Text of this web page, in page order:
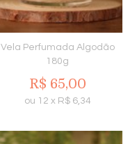
Vela Perfumada Algodão
180g
R$ 65,00
ou 12 x R$ 6,34